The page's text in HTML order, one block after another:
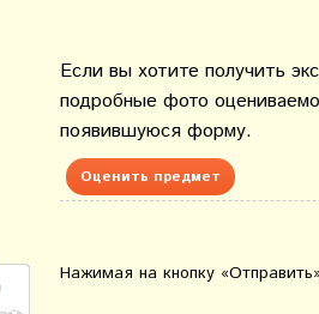
Если вы хотите получить
подробные фото
появившуюся форму.
Оценить предмет
Нажимая на кнопку